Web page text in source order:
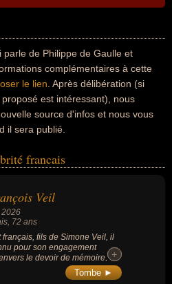
de Philippe de Gaulle et
complémentaires à cette
le lien . Après délibération (si
est intéressant), nous
source d'infos et nous vous
il sera publié.
francais
Veil
2026
, 72 ans
français, fils de Simone Veil, il
pour son engagement
le devoir de mémoire,
la Fondation pour la Mémoire
jusqu'à son décès.
+
+
Tombe ►